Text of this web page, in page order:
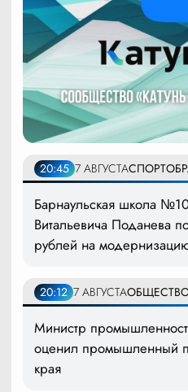
20:45 7 АВГУСТАСПОРТ
Барнаульская школа
Витальевича Поданева
рублей на
20:12 7 АВГУСТА
Министр
оценил промышленный
края